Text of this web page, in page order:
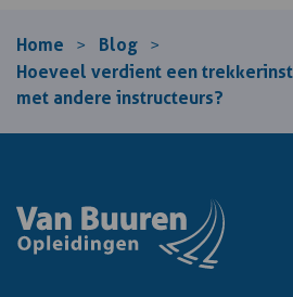
Home > Blog >
Hoeveel verdient een
met andere instructeurs?